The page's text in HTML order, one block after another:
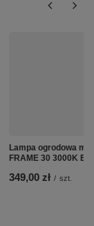
Lampa ogrodowa
FRAME 30 3000K
349,00 zł / szt.